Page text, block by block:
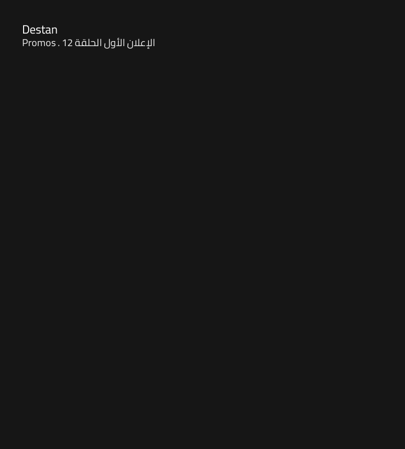
Destan
Promos . الإعلان الأول الحلقة 12